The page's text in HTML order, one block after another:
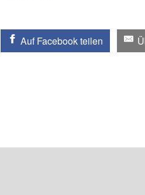
Auf Facebook teilen